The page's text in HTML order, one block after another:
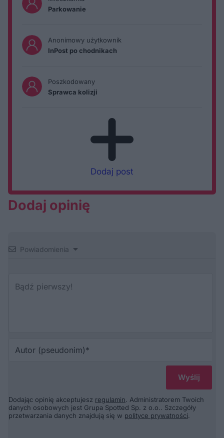
Parkowanie
Anonimowy użytkownik
InPost po chodnikach
Poszkodowany
Sprawca kolizji
Dodaj post
Dodaj opinię
Powiadomienia
Dodając opinię akceptujesz regulamin. Administratorem Twoich
danych osobowych jest Grupa Spotted Sp. z o.o.. Szczegóły
przetwarzania danych znajdują się w polityce prywatności.